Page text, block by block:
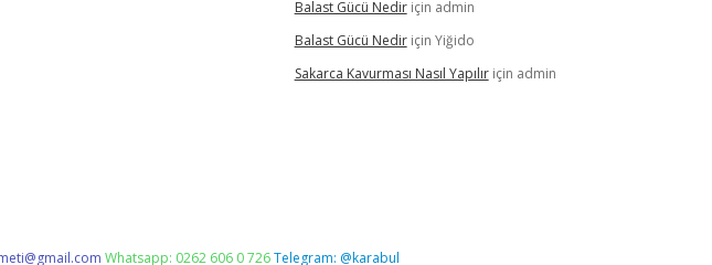
Balast Gücü Nediriçin admin
Balast Gücü Nediriçin Yiğido
Sakarca Kavurması Nasıl Yapılıriçin admin
Whatsapp: 0262 606 0 726Telegram: @karabul